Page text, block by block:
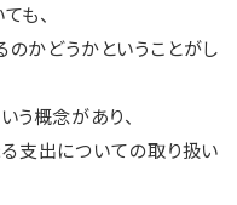
も、
かどうかということがし
う概念があり、
支出についての取り扱い